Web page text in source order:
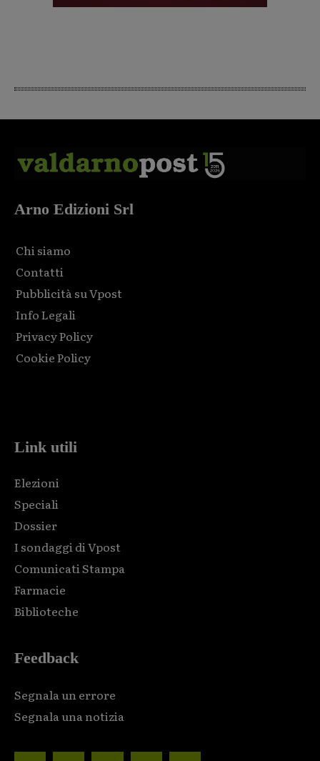
Arno Edizioni Srl
Chi siamo
Contatti
Pubblicità su Vpost
Info Legali
Privacy Policy
Cookie Policy
Link utili
Elezioni
Speciali
Dossier
I sondaggi di Vpost
Comunicati Stampa
Farmacie
Biblioteche
Feedback
Segnala un errore
Segnala una notizia